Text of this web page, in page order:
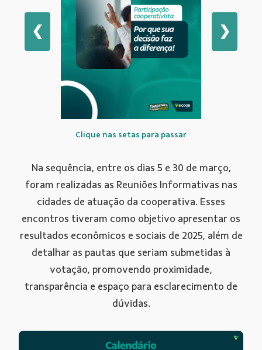
❮ ❯
Clique nas setas para passar
Na sequência, entre os dias 5 e 30 de março,
foram realizadas as Reuniões Informativas nas
cidades de atuação da cooperativa. Esses
encontros tiveram como objetivo apresentar os
resultados econômicos e sociais de 2025, além de
detalhar as pautas que seriam submetidas à
votação, promovendo proximidade,
transparência e espaço para esclarecimento de
dúvidas.